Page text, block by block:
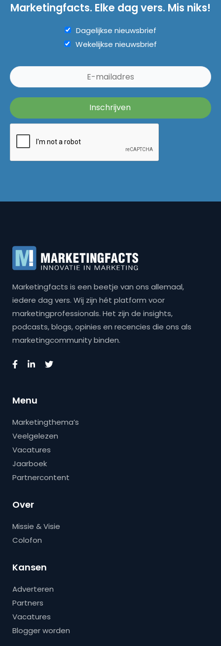
Marketingfacts. Elke dag vers. Mis niks!
Dagelijkse nieuwsbrief
Wekelijkse nieuwsbrief
Marketingfacts is een beetje van ons allemaal,
iedere dag vers. Wij zijn hét platform voor
marketingprofessionals. Het zijn de insights,
podcasts, blogs, opinies en recencies die ons als
marketingcommunity binden.
Menu
Marketingthema’s
Veelgelezen
Vacatures
Jaarboek
Partnercontent
Over
Missie & Visie
Colofon
Kansen
Adverteren
Partners
Vacatures
Blogger worden